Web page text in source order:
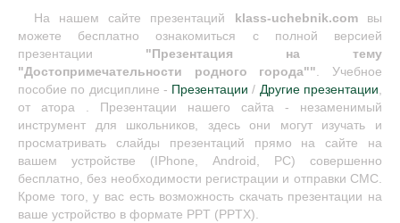
На нашем сайте презентаций klass-uchebnik.comвы
можете бесплатно ознакомиться с полной версией
презентации "Презентация на тему
"Достопримечательности родного города"". Учебное
пособие по дисциплине - Презентации / Другие презентации,
от атора . Презентации нашего сайта - незаменимый
инструмент для школьников, здесь они могут изучать и
просматривать слайды презентаций прямо на сайте на
вашем устройстве (IPhone, Android, PC) совершенно
бесплатно, без необходимости регистрации и отправки СМС.
Кроме того, у вас есть возможность скачать презентации на
ваше устройство в формате PPT (PPTX).